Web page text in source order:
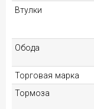
Втулки
Обода
Торговая марка
Тормоза